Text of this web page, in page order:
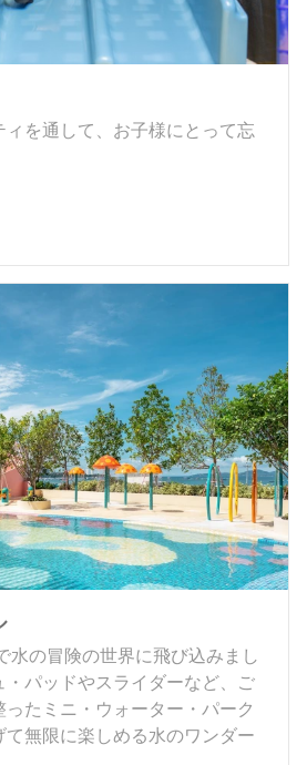
を通して、お子様にとって忘
水の冒険の世界に飛び込みまし
・パッドやスライダーなど、ご
たミニ・ウォーター・パーク
無限に楽しめる水のワンダー